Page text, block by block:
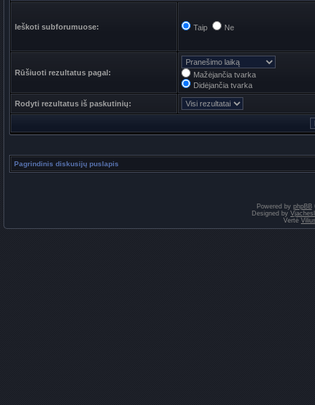
Ieškoti subforumuose: Taip Ne
Rūšiuoti rezultatus pagal:
Mažėjančia tvarka
Didėjančia tvarka
Rodyti rezultatus iš paskutinių:
Pagrindinis diskusijų puslapis
Powered by phpBB
Designed by
Vertė